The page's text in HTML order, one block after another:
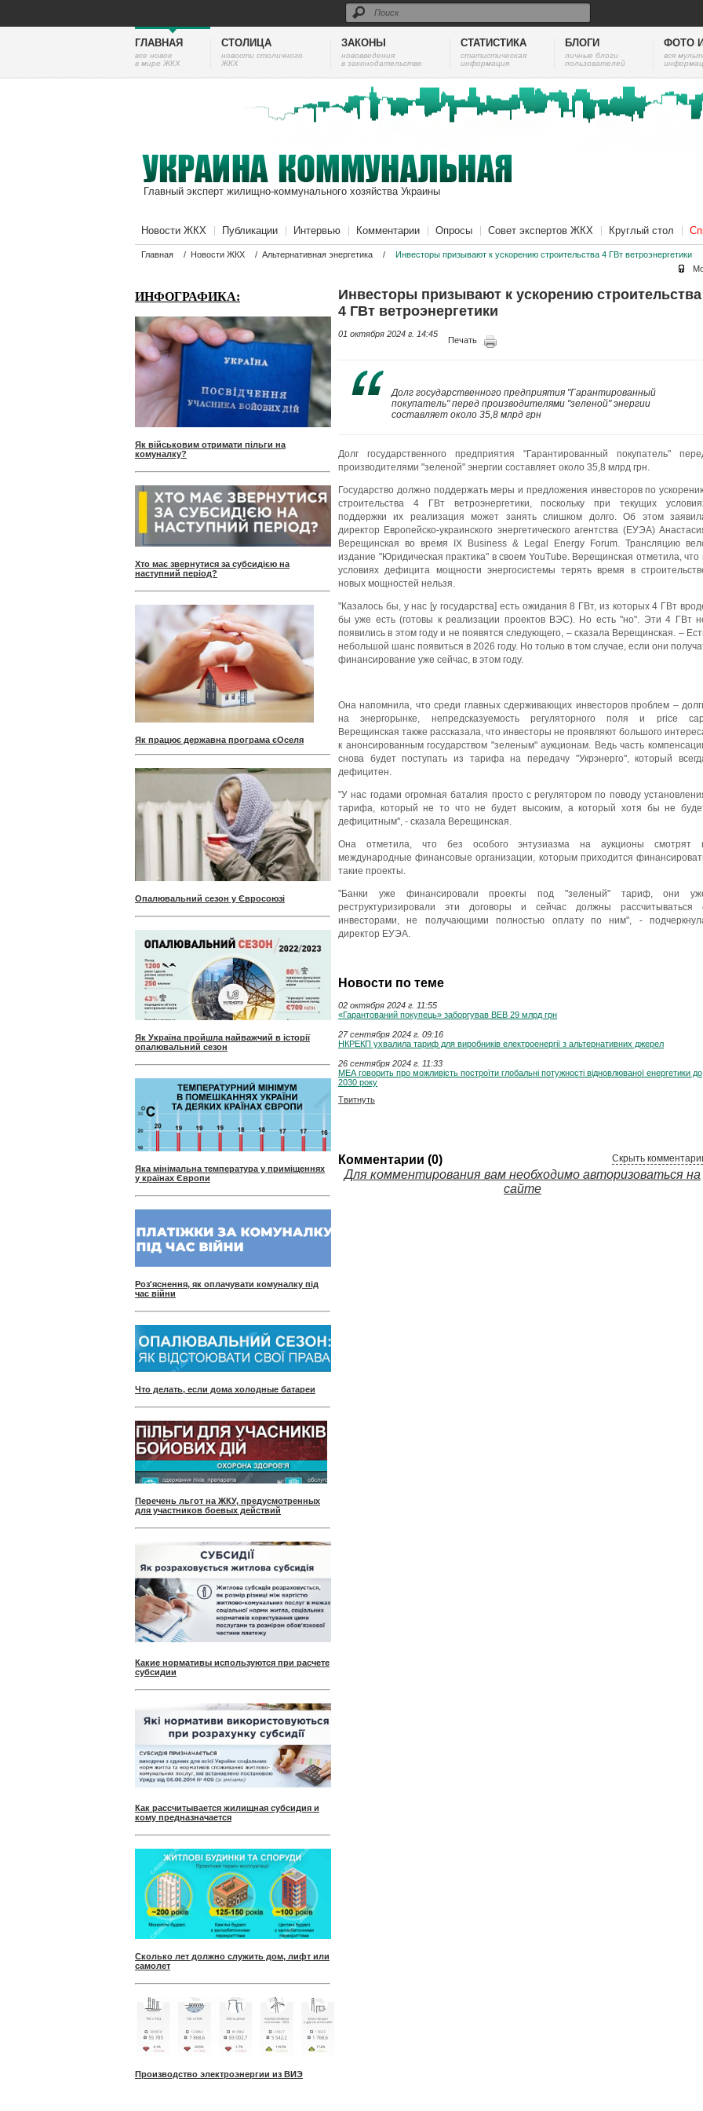
ГЛАВНАЯ
все новое
в мире ЖКХ
СТОЛИЦА
новости столичного
ЖКХ
ЗАКОНЫ
нововведения
в законодательстве
СТАТИСТИКА
cтатистическая
информация
БЛОГИ
личные блоги
пользователей
ФОТО
вся
Главный эксперт жилищно-коммунального хозяйства Украины
Новости ЖКХ Публикации Интервью Комментарии Опросы Совет экспертов ЖКХ Круглый стол
Главная / Новости ЖКХ / Альтернативная энергетика /
Инвесторы призывают к ускорению строительства 4 ГВт ветроэнергетики
ИНФОГРАФИКА:
Як військовим отримати пільги на
комуналку?
Хто має звернутися за субсидією на
наступний період?
Як працює державна програма єОселя
Опалювальний сезон у Євросоюзі
Як Україна пройшла найважчий в історії
опалювальний сезон
Яка мінімальна температура у приміщеннях
у країнах Європи
Роз'яснення, як оплачувати комуналку під
час війни
Что делать, если дома холодные батареи
Перечень льгот на ЖКУ, предусмотренных
для участников боевых действий
Какие нормативы используются при расчете
субсидии
Как рассчитывается жилищная субсидия и
кому предназначается
Сколько лет должно служить дом, лифт или
самолет
Производство электроэнергии из ВИЭ
Инвесторы призывают к ускорению строительства
4 ГВт ветроэнергетики
01 октября 2024 г. 14:45
Печать
Долг государственного предприятия "Гарантированный
покупатель" перед производителями "зеленой" энергии
составляет около 35,8 млрд грн
Долг государственного предприятия "Гарантированный покупатель"
производителями "зеленой" энергии составляет около 35,8 млрд грн.
Государство должно поддержать меры и предложения инвесторов по
строительства 4 ГВт ветроэнергетики, поскольку при текущих
поддержки их реализация может занять слишком долго. Об этом
директор Европейско-украинского энергетического агентства (ЕУЭА)
Верещинская во время IX Business & Legal Energy Forum. Трансляцию
издание "Юридическая практика" в своем YouTube. Верещинская отметила, что
условиях дефицита мощности энергосистемы терять время в
новых мощностей нельзя.
"Казалось бы, у нас [у государства] есть ожидания 8 ГВт, из которых 4 ГВт
бы уже есть (готовы к реализации проектов ВЭС). Но есть "но". Эти 4 ГВт
появились в этом году и не появятся следующего, – сказала Верещинская. –
небольшой шанс появиться в 2026 году. Но только в том случае, если они
финансирование уже сейчас, в этом году.
Она напомнила, что среди главных сдерживающих инвесторов проблем –
на энергорынке, непредсказуемость регуляторного поля и price
Верещинская также рассказала, что инвесторы не проявляют большого
к анонсированным государством "зеленым" аукционам. Ведь часть
снова будет поступать из тарифа на передачу "Укрэнерго", который
дефицитен.
"У нас годами огромная баталия просто с регулятором по поводу
тарифа, который не то что не будет высоким, а который хотя бы не
дефицитным", - сказала Верещинская.
Она отметила, что без особого энтузиазма на аукционы смотрят
международные финансовые организации, которым приходится
такие проекты.
"Банки уже финансировали проекты под "зеленый" тариф, они
реструктуризировали эти договоры и сейчас должны рассчитываться
инвесторами, не получающими полностью оплату по ним", -
директор ЕУЭА.
Новости по теме
02 октября 2024 г. 11:55
«Гарантований покупець» заборгував ВЕВ 29 млрд грн
27 сентября 2024 г. 09:16
НКРЕКП ухвалила тариф для виробників електроенергії з альтернативних джерел
26 сентября 2024 г. 11:33
МЕА говорить про можливість построїти глобальні потужності відновлюваної енергетики до
2030 року
Твитнуть
Комментарии (0) Скрыть
Для комментирования вам необходимо авторизоваться на
сайте